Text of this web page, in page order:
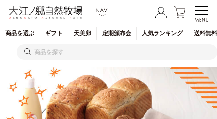
商品を選ぶ ギフト 天美卵 定期頒布会 人気ランキング 送料無